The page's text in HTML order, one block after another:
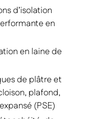
d’isolation
en
en laine de
de plâtre et
plafond,
(PSE)